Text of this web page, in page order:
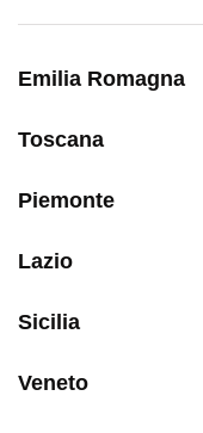
Emilia Romagna
Toscana
Piemonte
Lazio
Sicilia
Veneto